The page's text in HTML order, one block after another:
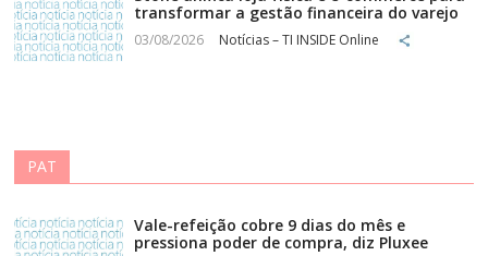
transformar a gestão financeira do varejo
03/08/2026 Notícias – TI INSIDE Online
PAT
Vale-refeição cobre 9 dias do mês e
pressiona poder de compra, diz Pluxee